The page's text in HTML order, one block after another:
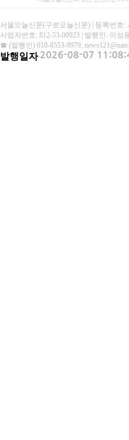
서울오늘신문(구로오늘신문) | 등록번호:
사업자번호: 812-53-00923 | 발행인: 이
☎ (발행인) 010-8553-9979,
발행일자